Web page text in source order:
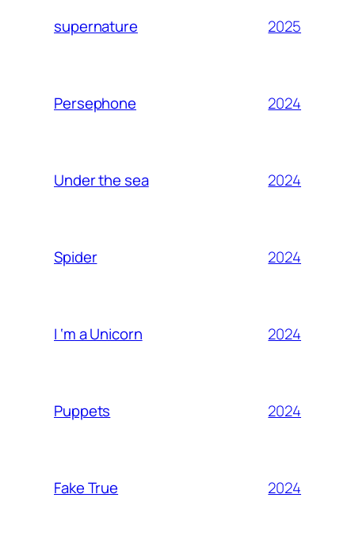
supernature 2025
Persephone 2024
Under the sea 2024
Spider 2024
I ‘m a Unicorn 2024
Puppets 2024
Fake True 2024